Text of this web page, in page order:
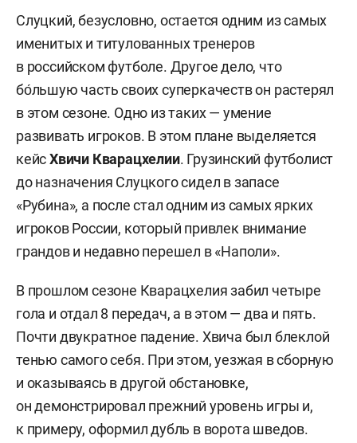
Слуцкий, безусловно, остается одним из самых
именитых и титулованных тренеров
в российском футболе. Другое дело, что
бо́льшую часть своих суперкачеств он растерял
в этом сезоне. Одно из таких — умение
развивать игроков. В этом плане выделяется
кейсХвичи Кварацхелии. Грузинский футболист
до назначения Слуцкого сидел в запасе
«Рубина», а после стал одним из самых ярких
игроков России, который привлек внимание
грандов и недавно перешел в «Наполи».
В прошлом сезоне Кварацхелия забил четыре
гола и отдал 8 передач, а в этом — два и пять.
Почти двукратное падение. Хвича был блеклой
тенью самого себя. При этом, уезжая в сборную
и оказываясь в другой обстановке,
он демонстрировал прежний уровень игры и,
к примеру, оформил дубль в ворота шведов.